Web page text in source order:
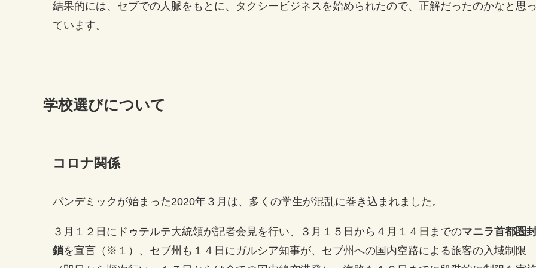
結果的には、セブでの人脈をもとに、タクシービジネスを始められたので、正解だったのかなと思
ています。
学校選びについて
コロナ関係
パンデミックが始まった2020年３月は、多くの学生が混乱に巻き込まれました。
３月１２日にドゥテルテ大統領が記者会見を行い、３月１５日から４月１４日までのマニラ首都圏
鎖を宣言（※１）、セブ州も１４日にガルシア知事が、セブ州への国内空路による旅客の入域制限